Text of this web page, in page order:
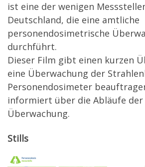
ist eine der wenigen
Deutschland, die eine amtliche
personendosimetrische
durchführt.
Dieser Film gibt einen kurzen
eine Überwachung der
Personendosimeter
informiert über die Abläufe
Überwachung.
Stills